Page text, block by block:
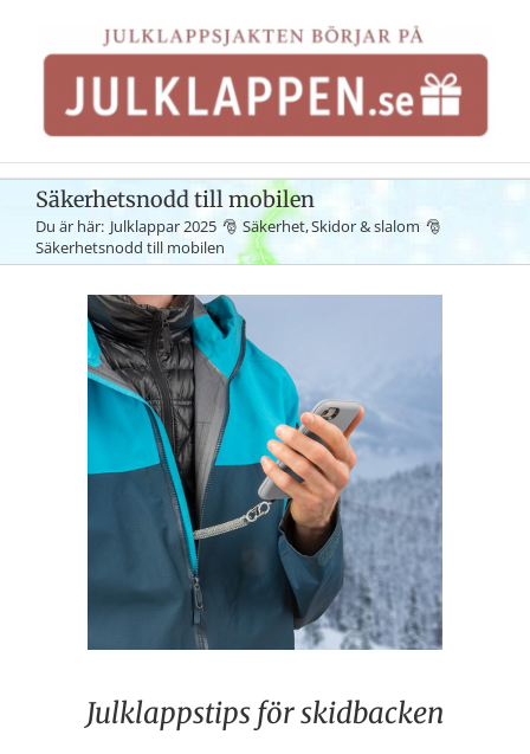
innehållet
Säkerhetsnodd till mobilen
Du är här: Julklappar 2025 Säkerhet Skidor & slalom
Säkerhetsnodd till mobilen
Julklappstips för skidbacken